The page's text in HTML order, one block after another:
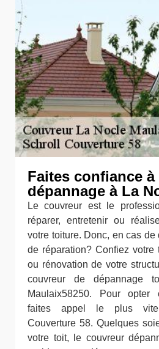
Faites confiance
dépannage à La
Le couvreur est le
réparer, entretenir ou
votre toiture. Donc, en cas
de réparation? Confiez votre
ou rénovation de votre
couvreur de dépannage
Maulaix58250. Pour opter
faites appel le plus vite
Couverture 58. Quelques
votre toit, le couvreur